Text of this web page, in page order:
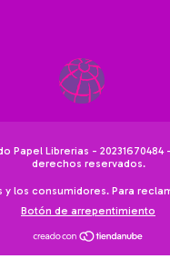
Papel Librerias - 20231670484
derechos reservados.
y los consumidores. Para
Botón de arrepentimiento